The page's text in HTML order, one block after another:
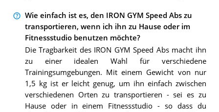
Wie einfach ist es, den IRON GYM Speed Abs zu
transportieren, wenn ich ihn zu Hause oder im
Fitnessstudio benutzen möchte?
Die Tragbarkeit des IRON GYM Speed Abs macht ihn
zu einer idealen Wahl für verschiedene
Trainingsumgebungen. Mit einem Gewicht von nur
1,5 kg ist er leicht genug, um ihn einfach zwischen
verschiedenen Orten zu transportieren - sei es zu
Hause oder in einem Fitnessstudio - so dass du